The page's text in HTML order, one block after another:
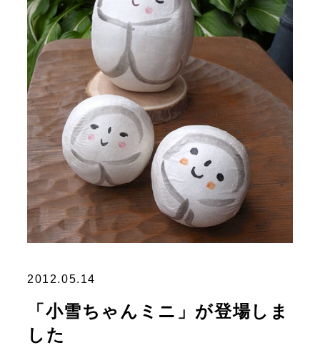
2012.05.14
「小雪ちゃんミニ」が登場しま
した